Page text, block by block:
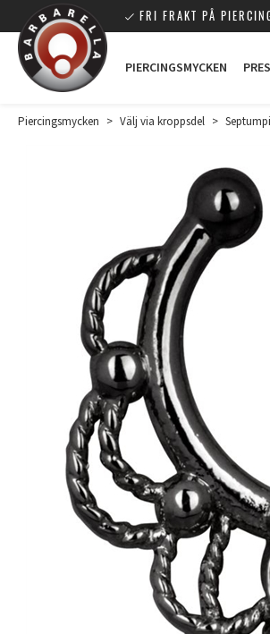
FRI FRAKT PÅ
PIERCINGSMYCKEN
Piercingsmycken > Välj via kroppsdel >